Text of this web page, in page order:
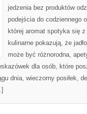
jedzenia bez produktów
podejścia do codziennego
której aromat spotyka się
kulinarne pokazują, że
może być różnorodna,
dla osób, które
dnia, wieczorny posiłek,